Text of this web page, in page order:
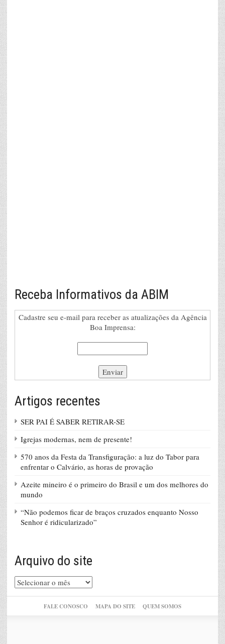
Receba Informativos da ABIM
Cadastre seu e-mail para receber as atualizações da Agência
Boa Imprensa:
Artigos recentes
SER PAI É SABER RETIRAR-SE
Igrejas modernas, nem de presente!
570 anos da Festa da Transfiguração: a luz do Tabor para
enfrentar o Calvário, as horas de provação
Azeite mineiro é o primeiro do Brasil e um dos melhores do
mundo
“Não podemos ficar de braços cruzados enquanto Nosso
Senhor é ridicularizado”
Arquivo do site
Arquivo
do
FALE CONOSCO MAPA DO SITE QUEM SOMOS